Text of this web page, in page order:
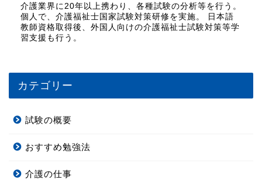
介護業界に20年以上携わり、各種試験の分析等を行う。
個人で、介護福祉士国家試験対策研修を実施。 日本語
教師資格取得後、外国人向けの介護福祉士試験対策等学
習支援も行う。
カテゴリー
試験の概要
おすすめ勉強法
介護の仕事